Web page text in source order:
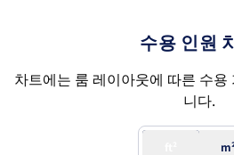
수용 인원
차트에는 룸 레이아웃에 따른 수용
니다.